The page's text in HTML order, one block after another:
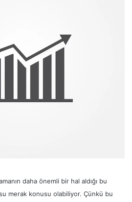
daha önemli bir hal aldığı bu
merak konusu olabiliyor. Çünkü bu